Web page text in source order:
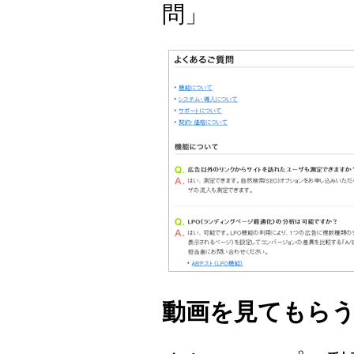
問」
動画を見てもら